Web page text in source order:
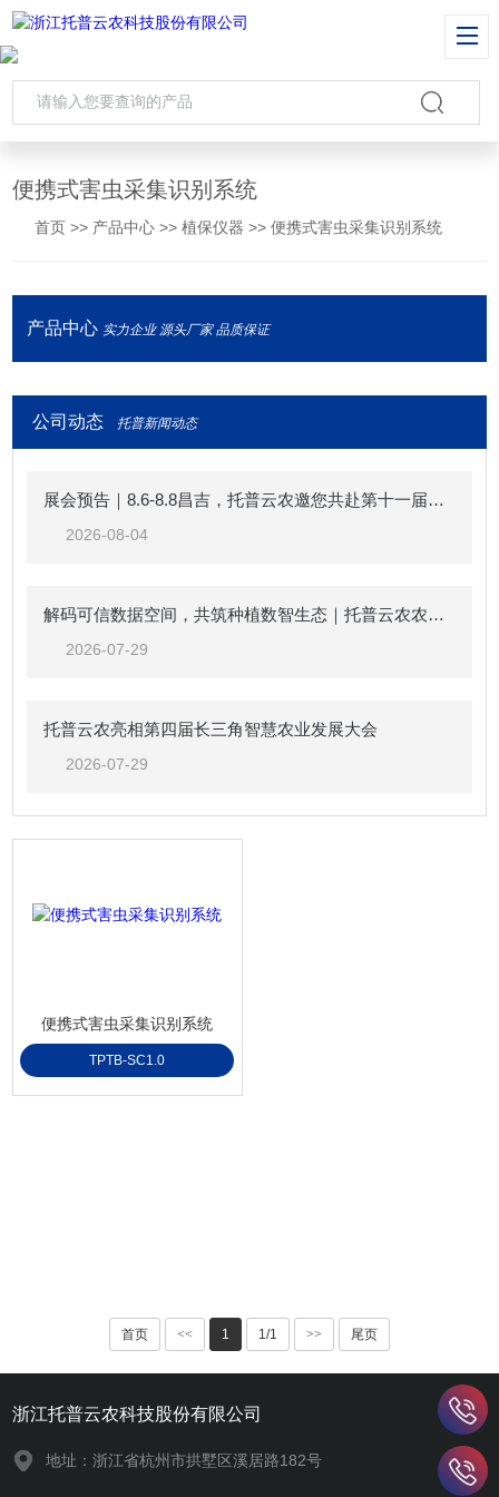
便携式害虫采集识别系统
首页 >> 产品中心 >>植保仪器 >>便携式害虫采集识别系统
产品中心 实力企业 源头厂家 品质保证
公司动态 托普新闻动态
展会预告｜8.6-8.8昌吉，托普云农邀您共赴第十一届中国新疆种子展示交易会
2026-08-04
解码可信数据空间，共筑种植数智生态｜托普云农农业（种植）可信数据空间生态共建倡议
2026-07-29
托普云农亮相第四届长三角智慧农业发展大会
2026-07-29
便携式害虫采集识别系统
TPTB-SC1.0
首页 << 1 1/1 >> 尾页
浙江托普云农科技股份有限公司
地址：浙江省杭州市拱墅区溪居路182号